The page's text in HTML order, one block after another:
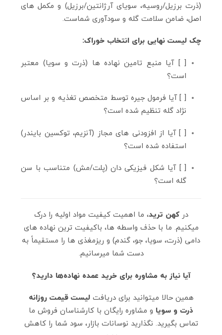
(ذرت برزیل/روسیه، سویای آرژانتین/برزیل) و مکمل‌ های
اصل، ضامن سلامت گله و سودآوری شماست.
چک‌ لیست نهایی برای انتخاب خوراک:
[ ] آیا منبع تامین نهاده‌ ها (ذرت و سویا) معتبر
است؟
[ ] آیا فرمول جیره توسط متخصص تغذیه و بر اساس
نژاد گله تنظیم شده است؟
[ ] آیا از افزودنی‌ های مجاز (آنزیم، توکسین بایندر)
استفاده شده است؟
[ ] آیا شکل فیزیکی دان (پلت/مش) متناسب با سن
گله است؟
درکهن ترید، ما اهمیت کیفیت مواد اولیه را درک
میکنیم. ما با حذف واسطه‌ ها، باکیفیت‌ ترین نهاده‌ های
دامی (ذرت، سویا، جو، گندم) و ریزمغذی‌ ها را مستقیماً به
دست شما میرسانیم.
آیا نیاز به مشاوره برای خرید عمده نهاده‌ها دارید؟
همین حالا میتوانید برای دریافتلیست قیمت روزانه
ذرت و سویا و مشاوره رایگان با کارشناسان فروش ما
تماس بگیرید. نگذارید نوسانات بازار، سود شما را کاهش